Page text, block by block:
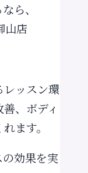
ら、
山店
レッスン環
、ボディ
ます。
効果を実